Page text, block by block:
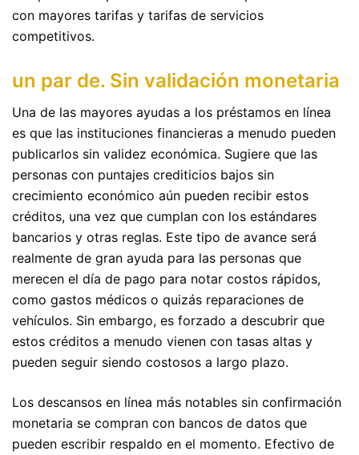
con mayores tarifas y tarifas de servicios
competitivos.
un par de. Sin validación monetaria
Una de las mayores ayudas a los préstamos en línea
es que las instituciones financieras a menudo pueden
publicarlos sin validez económica. Sugiere que las
personas con puntajes crediticios bajos sin
crecimiento económico aún pueden recibir estos
créditos, una vez que cumplan con los estándares
bancarios y otras reglas. Este tipo de avance será
realmente de gran ayuda para las personas que
merecen el día de pago para notar costos rápidos,
como gastos médicos o quizás reparaciones de
vehículos. Sin embargo, es forzado a descubrir que
estos créditos a menudo vienen con tasas altas y
pueden seguir siendo costosos a largo plazo.
Los descansos en línea más notables sin confirmación
monetaria se compran con bancos de datos que
pueden escribir respaldo en el momento. Efectivo de